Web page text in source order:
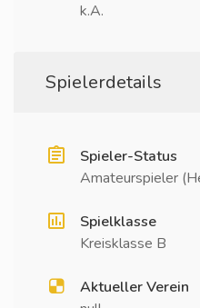
k.A.
Spielerdetails
Spieler-Status
Amateurspieler
Spielklasse
Kreisklasse B
Aktueller Verein